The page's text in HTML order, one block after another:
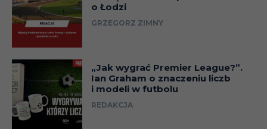
o Łodzi
GRZEGORZ ZIMNY
„Jak wygrać Premier League?”.
Ian Graham o znaczeniu liczb
i modeli w futbolu
REDAKCJA